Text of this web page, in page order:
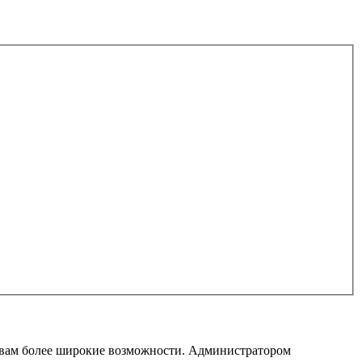
более широкие возможности. Администратором